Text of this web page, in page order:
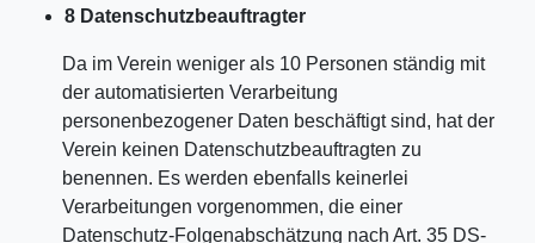
8 Datenschutzbeauftragter
Da im Verein weniger als 10 Personen ständig mit
der automatisierten Verarbeitung
personenbezogener Daten beschäftigt sind, hat der
Verein keinen Datenschutzbeauftragten zu
benennen. Es werden ebenfalls keinerlei
Verarbeitungen vorgenommen, die einer
Datenschutz-Folgenabschätzung nach Art. 35 DS-